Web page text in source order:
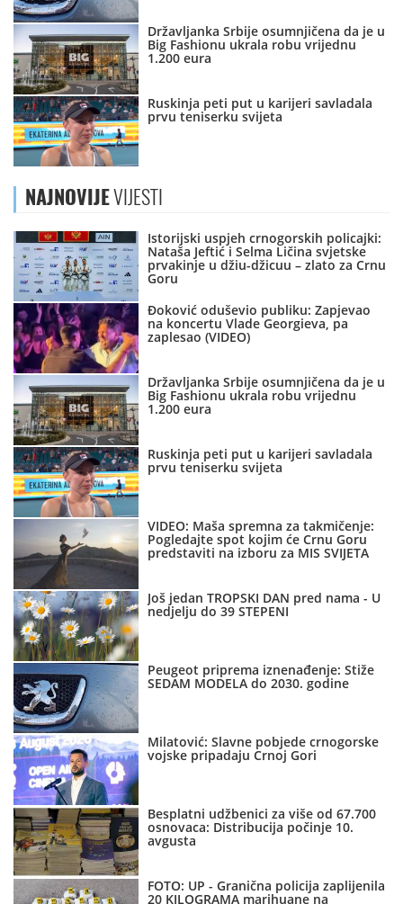
Državljanka Srbije osumnjičena da je u
Big Fashionu ukrala robu vrijednu
1.200 eura
Ruskinja peti put u karijeri savladala
prvu teniserku svijeta
NAJNOVIJEVIJESTI
Istorijski uspjeh crnogorskih policajki:
Nataša Jeftić i Selma Ličina svjetske
prvakinje u džiu-džicuu – zlato za Crnu
Goru
Đoković oduševio publiku: Zapjevao
na koncertu Vlade Georgieva, pa
zaplesao (VIDEO)
Državljanka Srbije osumnjičena da je u
Big Fashionu ukrala robu vrijednu
1.200 eura
Ruskinja peti put u karijeri savladala
prvu teniserku svijeta
VIDEO: Maša spremna za takmičenje:
Pogledajte spot kojim će Crnu Goru
predstaviti na izboru za MIS SVIJETA
Još jedan TROPSKI DAN pred nama - U
nedjelju do 39 STEPENI
Peugeot priprema iznenađenje: Stiže
SEDAM MODELA do 2030. godine
Milatović: Slavne pobjede crnogorske
vojske pripadaju Crnoj Gori
Besplatni udžbenici za više od 67.700
osnovaca: Distribucija počinje 10.
avgusta
FOTO: UP - Granična policija zaplijenila
20 KILOGRAMA marihuane na